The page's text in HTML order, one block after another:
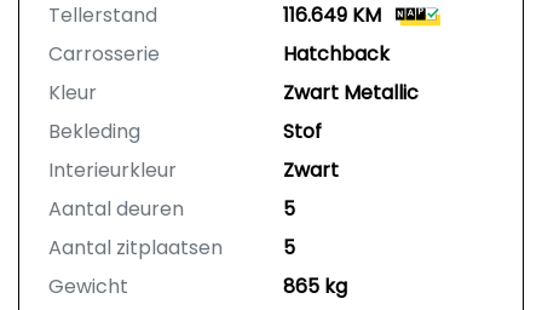
Tellerstand
116.649 KM
Carrosserie
Hatchback
Kleur
Zwart Metallic
Bekleding
Stof
Interieurkleur
Zwart
Aantal deuren
5
Aantal zitplaatsen
5
Gewicht
865 kg